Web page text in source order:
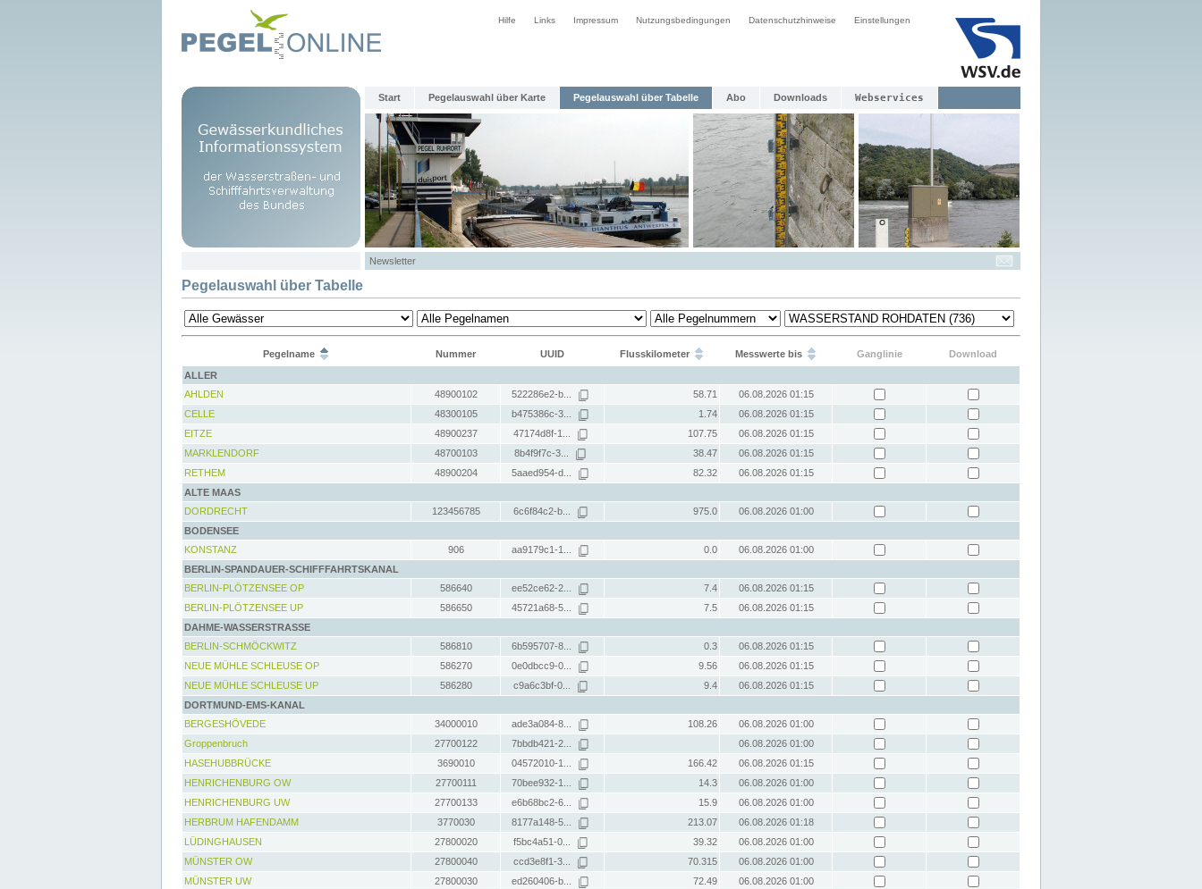
Hilfe Links Impressum Nutzungsbedingungen Datenschutzhinweise Einstellungen
Start Pegelauswahl über Karte Pegelauswahl über Tabelle Abo Downloads Webservices
Newsletter
Pegelauswahl über Tabelle
Pegelname Nummer UUID Flusskilometer Messwerte bis Ganglinie
Download
ALLER
AHLDEN
48900102 522286e2-b... 58.71
06.08.2026 01:15
CELLE
48300105 b475386c-3... 1.74
06.08.2026 01:15
EITZE
48900237 47174d8f-1... 107.75
06.08.2026 01:15
MARKLENDORF
48700103 8b4f9f7c-3... 38.47
06.08.2026 01:15
RETHEM
48900204 5aaed954-d... 82.32
06.08.2026 01:15
ALTE MAAS
DORDRECHT
123456785 6c6f84c2-b... 975.0
06.08.2026 01:00
BODENSEE
KONSTANZ
906 aa9179c1-1... 0.0
06.08.2026 01:00
BERLIN-SPANDAUER-SCHIFFFAHRTSKANAL
BERLIN-PLÖTZENSEE OP
586640 ee52ce62-2... 7.4
06.08.2026 01:15
BERLIN-PLÖTZENSEE UP
586650 45721a68-5... 7.5
06.08.2026 01:15
DAHME-WASSERSTRASSE
BERLIN-SCHMÖCKWITZ
586810 6b595707-8... 0.3
06.08.2026 01:15
NEUE MÜHLE SCHLEUSE OP
586270 0e0dbcc9-0... 9.56
06.08.2026 01:15
NEUE MÜHLE SCHLEUSE UP
586280 c9a6c3bf-0... 9.4
06.08.2026 01:15
DORTMUND-EMS-KANAL
BERGESHÖVEDE
34000010 ade3a084-8... 108.26
06.08.2026 01:00
Groppenbruch
27700122 7bbdb421-2...
06.08.2026 01:00
HASEHUBBRÜCKE
3690010 04572010-1... 166.42
06.08.2026 01:15
HENRICHENBURG OW
27700111 70bee932-1... 14.3
06.08.2026 01:00
HENRICHENBURG UW
27700133 e6b68bc2-6... 15.9
06.08.2026 01:00
HERBRUM HAFENDAMM
3770030 8177a148-5... 213.07
06.08.2026 01:18
LÜDINGHAUSEN
27800020 f5bc4a51-0... 39.32
06.08.2026 01:00
MÜNSTER OW
27800040 ccd3e8f1-3... 70.315
06.08.2026 01:00
MÜNSTER UW
27800030 ed260406-b... 72.49
06.08.2026 01:00